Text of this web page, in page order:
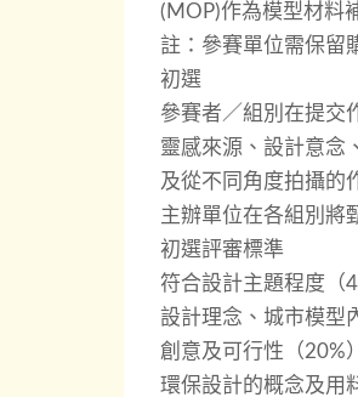
(MOP)作為模型材料
註：參賽單位需保留
初選
參賽者／組別在提交
靈感來源、設計意念
及從不同角度拍攝的
主辦單位在各組別將
初選評審標準
符合設計主題程度（
設計理念、城市模型
創意及可行性（20%
環保設計的概念及用